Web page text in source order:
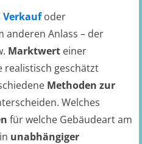
Verkaufoder
anderen Anlass – der
Marktwert einer
realistisch geschätzt
Methoden zur
Welches
für welche Gebäudeart am
unabhängiger